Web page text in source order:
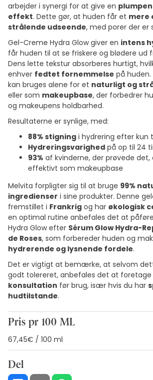
arbejder i synergi for at give en
effekt. Dette gør, at huden får et mere
strålende udseende, med porer der er
Gel-Creme Hydra Glow giver en intens
får huden til at se friskere og blødere ud
Dens lette tekstur absorberes hurtigt,
enhver fedtet fornemmelse på
kan bruges alene for et naturligt og
eller som makeupbase, der forbedrer
og makeupens holdbarhed.
Resultaterne er synlige, med:
88% stigning i hydrering efter kun
Hydreringsvarighed på op til 24
93% af kvinderne, der prøvede
effektivt som makeupbase
Melvita forpligter sig til at bruge 99%
ingredienser i sine produkter. Denne
fremstillet i Frankrig og har økologisk
en optimal rutine anbefales det at
Hydra Glow efter Sérum Glow Hydra-
de Roses, som forbereder huden og
hydrerende og lysnende fordele.
Det er vigtigt at bemærke, at selvom
godt tolereret, anbefales det at foretage
konsultation før brug, især hvis du har
hudtilstande.
Pris pr 100 ML
67,45€ / 100 ml
Del